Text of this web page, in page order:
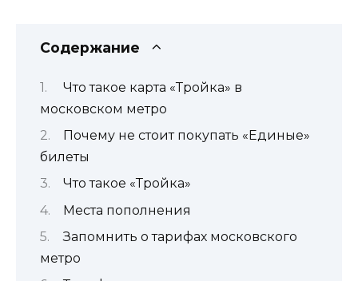
Содержание
Что такое карта «Тройка» в
московском метро
Почему не стоит покупать «Единые»
билеты
Что такое «Тройка»
Места пополнения
Запомнить о тарифах московского
метро